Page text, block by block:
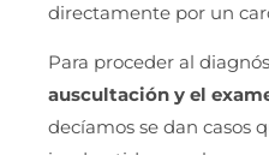
directamente por un
Para proceder al
auscultación y el
decíamos se dan casos